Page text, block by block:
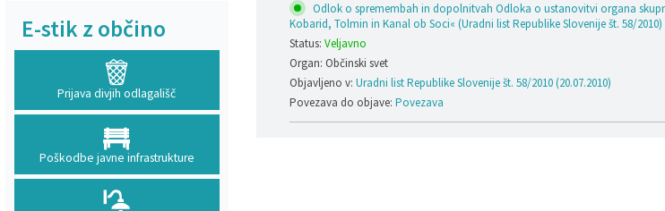
Odlok o spremembah in dopolnitvah Odloka o ustanovitvi organa
Kobarid, Tolmin in Kanal ob Soci« (Uradni list Republike Slovenije št. 58/2010)
Status: Veljavno
Organ: Občinski svet
Objavljeno v: Uradni list Republike Slovenije št. 58/2010 (20.07.2010)
Povezava do objave: Povezava
E-stik z občino
Prijava divjih odlagališč
Poškodbe javne infrastrukture